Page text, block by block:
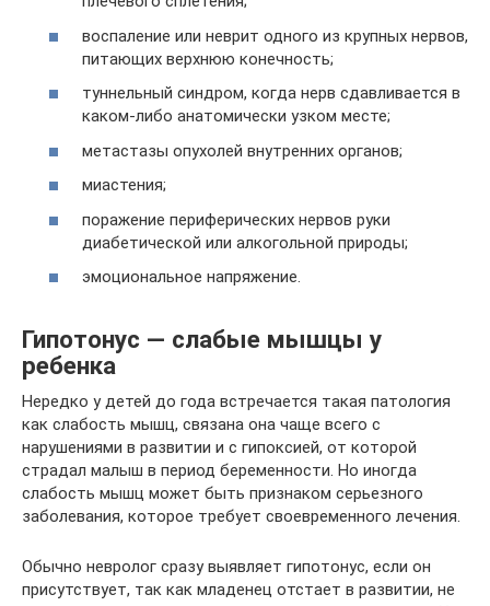
воспаление или неврит одного из крупных нервов,
питающих верхнюю конечность;
туннельный синдром, когда нерв сдавливается в
каком-либо анатомически узком месте;
метастазы опухолей внутренних органов;
миастения;
поражение периферических нервов руки
диабетической или алкогольной природы;
эмоциональное напряжение.
Гипотонус — слабые мышцы у
ребенка
Нередко у детей до года встречается такая патология
как слабость мышц, связана она чаще всего с
нарушениями в развитии и с гипоксией, от которой
страдал малыш в период беременности. Но иногда
слабость мышц может быть признаком серьезного
заболевания, которое требует своевременного лечения.
Обычно невролог сразу выявляет гипотонус, если он
присутствует, так как младенец отстает в развитии, не